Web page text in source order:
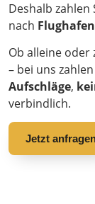
Deshalb
nach
Ob alleine oder
– bei uns
Aufschläge,
verbindlich.
Jetzt